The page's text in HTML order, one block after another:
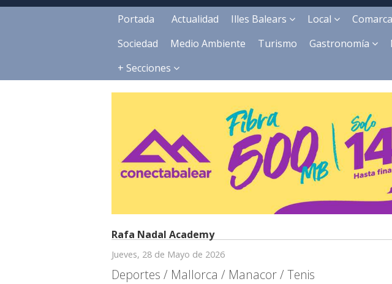
Portada Actualidad Illes Balears Local Comarca
Sociedad
Medio Ambiente Turismo Gastronomía
+ Secciones
Rafa Nadal Academy
Jueves, 28 de Mayo de 2026
Deportes / Mallorca / Manacor / Tenis